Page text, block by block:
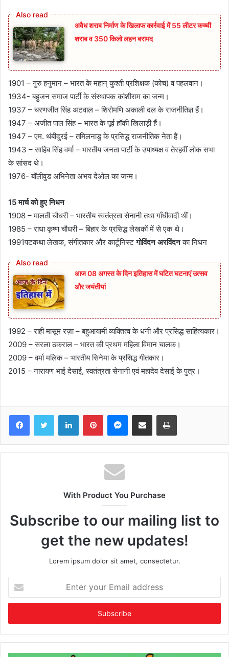
अवैध शराब निर्माण के खिलाफ कार्रवाई में 55 लीटर कच्ची
शराब व 350 किलो लहन बरामद
1901 – गुरु हनुमान – भारत के महान् कुश्ती प्रशिक्षक (कोच) व पहलवान।
1934- बहुजन समाज पार्टी के संस्थापक कांशीराम का जन्म।
1937 – चरणजीत सिंह अटवाल – शिरोमणि अकाली दल के राजनीतिज्ञ हैं।
1947 – अजीत पाल सिंह – भारत के पूर्व हॉकी खिलाड़ी हैं।
1947 – एम. थंबीदुरई – तमिलनाडु के प्रसिद्ध राजनीतिक नेता हैं।
1943 – साहिब सिंह वर्मा – भारतीय जनता पार्टी के उपाध्यक्ष व तेरहवीं लोक सभा
के सांसद थे।
1976- बॉलीवुड अभिनेता अभय देओल का जन्म।
15 मार्च को हुए निधन
1908 – मालती चौधरी – भारतीय स्वतंत्रता सेनानी तथा गाँधीवादी थीं।
1985 – राधा कृष्ण चौधरी – बिहार के प्रसिद्ध लेखकों में से एक थे।
1991पटकथा लेखक, संगीतकार और कार्टूनिस्टगोविंदन अरविंदनका निधन
आज 08 अगस्त के दिन इतिहास में घटित घटनाएं उत्सव
और जयंतीयां
1992 – राही मासूम रज़ा – बहुआयामी व्यक्तित्व के धनी और प्रसिद्ध साहित्यकार।
2009 – सरला ठकराल – भारत की प्रथम महिला विमान चालक।
2009 – वर्मा मलिक – भारतीय सिनेमा के प्रसिद्ध गीतकार।
2015 – नारायण भाई देसाई, स्वतंत्रता सेनानी एवं महादेव देसाई के पुत्र।
FacebookTwitter LinkedInPinterestMessenger
Share via Email Print
With Product You Purchase
Subscribe to our mailing list to
get the new updates!
Lorem ipsum dolor sit amet, consectetur.
your
Email